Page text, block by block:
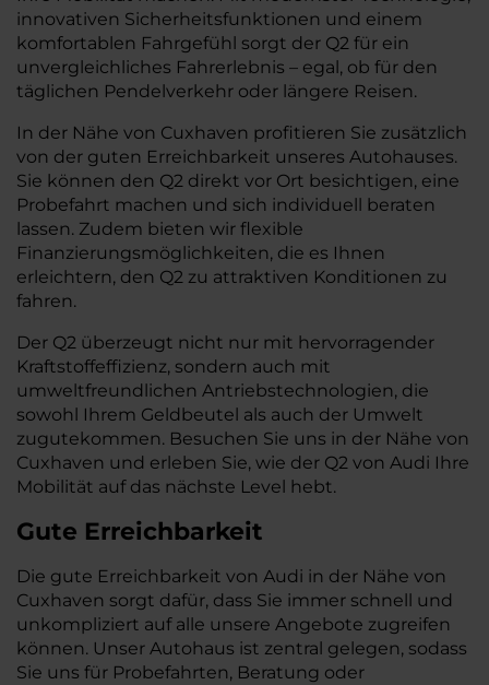
innovativen Sicherheitsfunktionen und einem
komfortablen Fahrgefühl sorgt der Q2 für ein
unvergleichliches Fahrerlebnis – egal, ob für den
täglichen Pendelverkehr oder längere Reisen.
In der Nähe von Cuxhaven profitieren Sie zusätzlich
von der guten Erreichbarkeit unseres Autohauses.
Sie können den Q2 direkt vor Ort besichtigen, eine
Probefahrt machen und sich individuell beraten
lassen. Zudem bieten wir flexible
Finanzierungsmöglichkeiten, die es Ihnen
erleichtern, den Q2 zu attraktiven Konditionen zu
fahren.
Der Q2 überzeugt nicht nur mit hervorragender
Kraftstoffeffizienz, sondern auch mit
umweltfreundlichen Antriebstechnologien, die
sowohl Ihrem Geldbeutel als auch der Umwelt
zugutekommen. Besuchen Sie uns in der Nähe von
Cuxhaven und erleben Sie, wie der Q2 von Audi Ihre
Mobilität auf das nächste Level hebt.
Gute Erreichbarkeit
Die gute Erreichbarkeit von Audi in der Nähe von
Cuxhaven sorgt dafür, dass Sie immer schnell und
unkompliziert auf alle unsere Angebote zugreifen
können. Unser Autohaus ist zentral gelegen, sodass
Sie uns für Probefahrten, Beratung oder